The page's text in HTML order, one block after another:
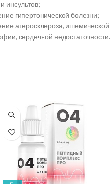
инсультов;
гипертонической болезни;
атеросклероза, ишемической
сердечной недостаточности.